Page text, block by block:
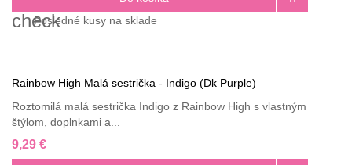
check
Posledné kusy na sklade
Rainbow High Malá sestrička - Indigo (Dk Purple)
Roztomilá malá sestrička Indigo z Rainbow High s vlastným
štýlom, doplnkami a...
9,29 €